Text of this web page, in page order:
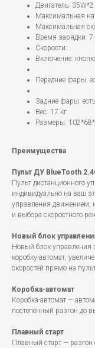
Двигатель: 35W*2
Максимальная
Максимальная
Время зарядки:
Скорости:
Включение:
Передние фары:
Задние фары: есть
Вес: 17 кг
Размеры:
Преимущества
Пульт ДУ BlueTooth
Пульт дистанционного
индивидуально на ваш
управления движением,
и выбора скоростного
Новый блок
Новый блок управления
коробку-автомат,
скоростей прямо на
Коробка-автомат
Коробка-автомат —
постепенный разгон до
Плавный старт
Плавный старт — разгон